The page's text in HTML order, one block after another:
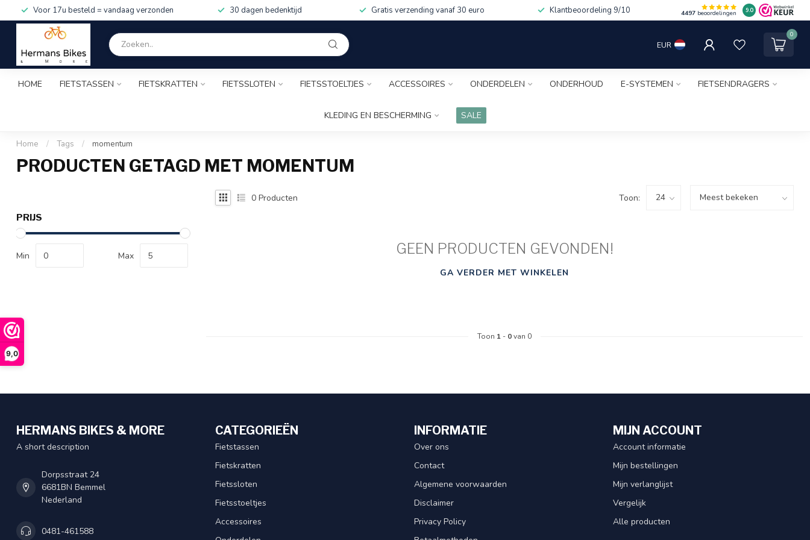
9,0
Voor 17u besteld = vandaag verzonden 30 dagen bedenktijd Gratis verzending vanaf 30 euro Klantbeoordeling 9/10 4497beoordelingen 9.0
EUR
0
HOME FIETSTASSEN FIETSKRATTEN FIETSSLOTEN FIETSSTOELTJES ACCESSOIRES ONDERDELEN ONDERHOUD E-SYSTEMEN FIETSENDRAGERS
KLEDING EN BESCHERMING SALE
Home / Tags / momentum
PRODUCTEN GETAGD MET MOMENTUM
PRIJS
Min Max
0 Producten Toon:
GEEN PRODUCTEN GEVONDEN!
GA VERDER MET WINKELEN
Toon 1 - 0van 0
HERMANS BIKES & MORE
A short description
Dorpsstraat 24
6681BN Bemmel
Nederland
0481-461588
CATEGORIEËN
Fietstassen
Fietskratten
Fietssloten
Fietsstoeltjes
Accessoires
INFORMATIE
Over ons
Contact
Algemene voorwaarden
Disclaimer
Privacy Policy
MIJN ACCOUNT
Account informatie
Mijn bestellingen
Mijn verlanglijst
Vergelijk
Alle producten